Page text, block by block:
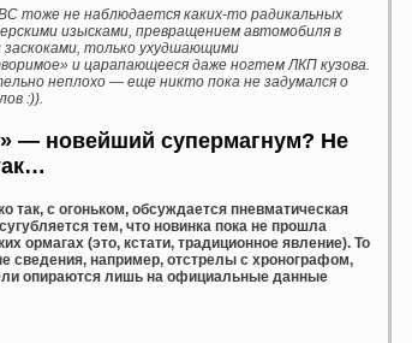
тоже не наблюдается каких-то радикальных
изысками, превращением автомобиля в
заскоками, только ухудшающими
и царапающееся даже ногтем ЛКП кузова.
неплохо — еще никто пока не задумался о
:)).
— новейший супермагнум? Не
так, с огоньком, обсуждается пневматическая
тем, что новинка пока не прошла
ормагах (это, кстати, традиционное явление). То
сведения, например, отстрелы с хронографом,
опираются лишь на официальные данные